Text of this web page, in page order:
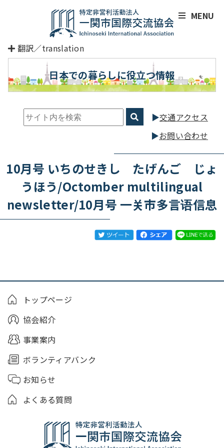
翻訳／translation
日本での暮らしに役立つ情報
交通アクセス
お問い合わせ
MENU
10月号 いちのせきし たげんご じょ
うほう/Octomber multilingual
newsletter/10月号 一关市多言语信息
トップページ
協会紹介
事業案内
ボランティアバンク
お知らせ
よくある質問